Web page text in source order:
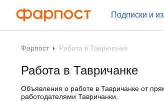
Подписки и
Фарпост Работа в Тавричанке
Работа в Тавричанке
Объявления о работе в Тавричанке от
работодателями Тавричанки.